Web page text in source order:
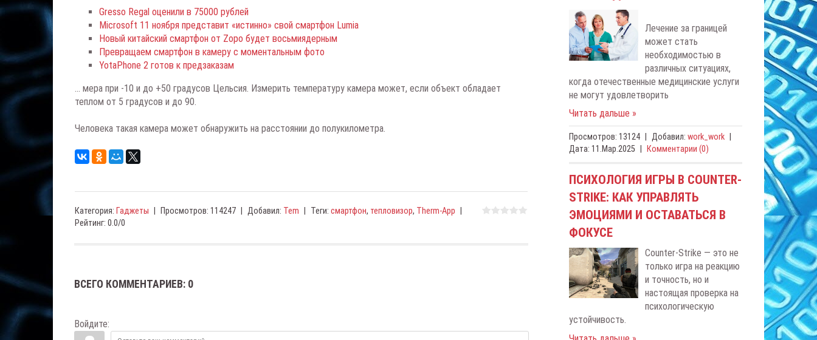
Gresso Regal оценили в 75000 рублей
Microsoft 11 ноября представит «истинно» свой смартфон Lumia
Новый китайский смартфон от Zopo будет восьмиядерным
Превращаем смартфон в камеру с моментальным фото
YotaPhone 2 готов к предзаказам
... мера при -10 и до +50 градусов Цельсия. Измерить температуру камера может, если объект обладает
теплом от 5 градусов и до 90.
Человека такая камера может обнаружить на расстоянии до полукилометра.
Категория: Гаджеты Просмотров: 114247 Добавил: Tem Теги: смартфон, тепловизор, Therm-App
Рейтинг: 0.0/0
ВСЕГО КОММЕНТАРИЕВ: 0
Войдите:
Лечение за границей
может стать
необходимостью в
различных ситуациях,
когда отечественные медицинские услуги
не могут удовлетворить
Читать дальше »
Просмотров: 13124 Добавил: work_work
Дата: 11.Мар.2025 Комментарии (0)
ПСИХОЛОГИЯ ИГРЫ В COUNTER-
STRIKE: КАК УПРАВЛЯТЬ
ЭМОЦИЯМИ И ОСТАВАТЬСЯ В
ФОКУСЕ
Counter-Strike — это не
только игра на реакцию
и точность, но и
настоящая проверка на
психологическую
устойчивость.